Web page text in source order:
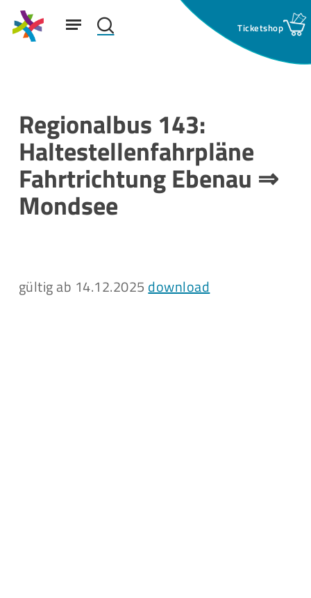
Skip
mainSuchfeld: search
Menu
Regionalbus 143:
Haltestellenfahrpläne
Fahrtrichtung Ebenau ⇒
Mondsee
gültig ab 14.12.2025 download